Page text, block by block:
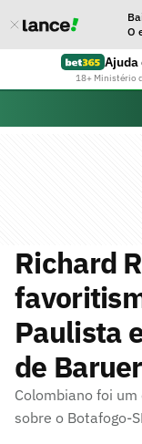
O
Ajuda
18+ Ministério
Richard
Paulista
de
Colombiano foi
sobre o Botafogo-